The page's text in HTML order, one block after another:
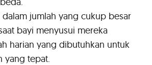
dalam jumlah yang cukup besar
bayi menyusui mereka
harian yang dibutuhkan untuk
yang tepat.